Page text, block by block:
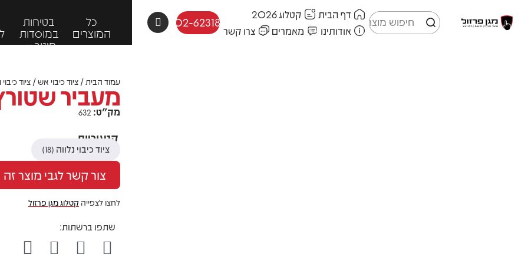
דף הבית
קטלוג 2026
אודותינו
מאמרים צרו קשר
02-6231818 כל
המוצרים
בטיחות
במוסדות
חינוך
עמוד הבית/ ציוד כיבוי אש/ציוד כיבוי
מעביר שטורץ 2
מק"ט: 632
קטגוריות
ציוד כיבוי נלווה (18)
צור קשר לגבי מוצר זה
לחצו לצפייה קטלוג מגן פרזול